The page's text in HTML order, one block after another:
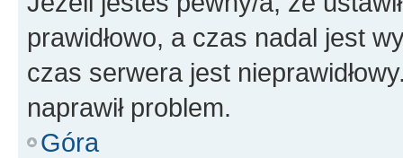
prawidłowo, a czas nadal jest
czas serwera jest
naprawił problem.
Góra